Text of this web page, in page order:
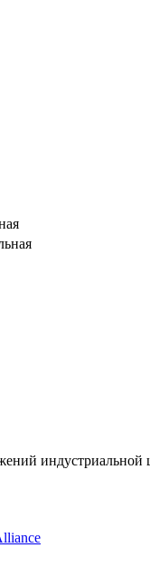
индустриальной